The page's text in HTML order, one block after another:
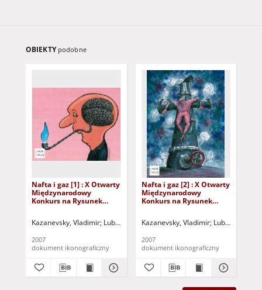
OBIEKTY podobne
Nafta i gaz [1] : X Otwarty
Międzynarodowy
Konkurs na Rysunek
Kazanevsky, Vladimir Lubuskie Stowarzyszenie Miłośników Działań
2007
dokument ikonograficzny
Nafta i gaz [2] : X Otwarty
Międzynarodowy
Konkurs na Rysunek
Kazanevsky, Vladimir Lubuskie
2007
dokument ikonograficzny